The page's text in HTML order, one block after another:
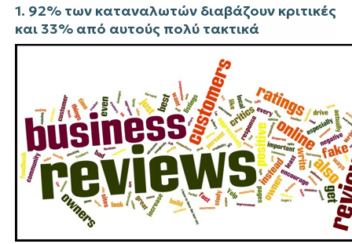
1. 92% των καταναλωτών διαβάζουν κριτικές
και 33% από αυτούς πολύ τακτικά